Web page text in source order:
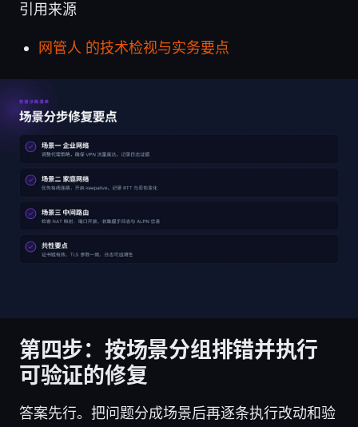
引用来源
网管人 的技术检视与实务要点
第四步：按场景分组排错并执行
可验证的修复
答案先行。把问题分成场景后再逐条执行改动和验